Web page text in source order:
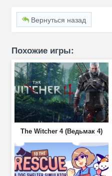
Вернуться назад
Похожие игры:
The Witcher 4 (Ведьмак 4)